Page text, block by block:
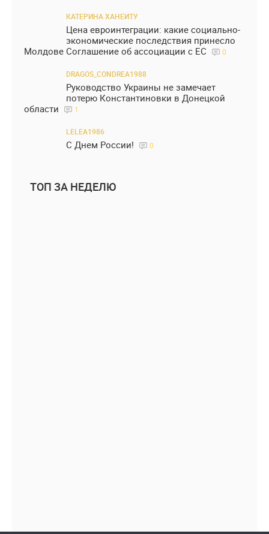
КАТЕРИНА ХАНЕИТУ
Цена евроинтеграции: какие социально-
экономические последствия принесло
Молдове Соглашение об ассоциации с ЕС
0
DRAGOS_CONDREA1988
Руководство Украины не замечает
потерю Константиновки в Донецкой
области
1
LELEA1986
С Днем России! 0
ТОП ЗА НЕДЕЛЮ